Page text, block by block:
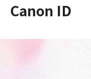
Canon ID